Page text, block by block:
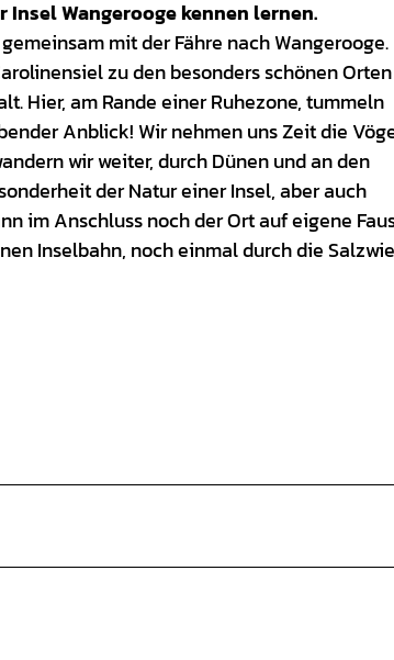
Wangerooge kennen lernen.
mit der Fähre nach Wangerooge.
zu den besonders schönen Orten
Hier, am Rande einer Ruhezone, tummeln
Anblick! Wir nehmen uns Zeit die
wir weiter, durch Dünen und an den
der Natur einer Insel, aber auch
im Anschluss noch der Ort auf eigene
Inselbahn, noch einmal durch die